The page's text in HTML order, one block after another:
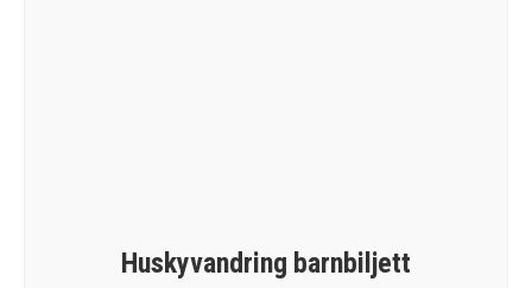
Huskyvandring barnbiljett